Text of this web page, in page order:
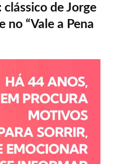
de Jorge
no “Vale a Pena